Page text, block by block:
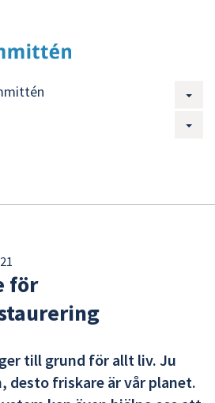
för
till grund för allt liv. Ju
desto friskare är vår planet.